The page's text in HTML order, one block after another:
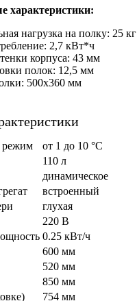
характеристики:
нагрузка на полку: 25 кг
2,7 кВт*ч
корпуса: 43 мм
полок: 12,5 мм
500х360 мм
режим
от 1 до 10 °C
110 л
динамическое
встроенный
глухая
220 В
0.25 кВт/ч
600 мм
520 мм
850 мм
754 мм